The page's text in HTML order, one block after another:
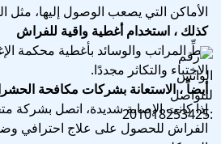
الأماكن التي يصعب الوصول إليها، مثل
كذلك ، استخدام أغطية واقية للفراش
غطِّ المراتب والوسائد بأغطية محكمة
الاختباء والتكاثر مجددًا.
أيضاً ، الاستعانة بشركات مكافحة
إذا كانت الإصابة شديدة، اتصل
الفراش للحصول على علاج احترافي